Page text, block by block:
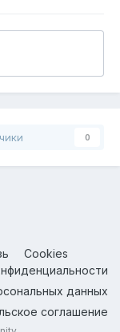
0
Cookies
данных
соглашение